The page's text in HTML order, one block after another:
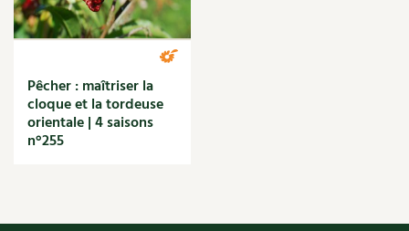
Pêcher : maîtriser la
cloque et la tordeuse
orientale | 4 saisons
n°255